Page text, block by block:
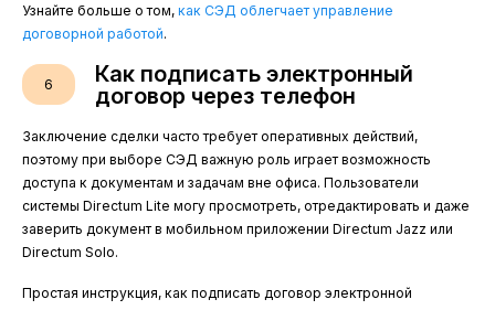
Узнайте больше о том, как СЭД облегчает управление
договорной работой.
6
Как подписать электронный
договор через телефон
Заключение сделки часто требует оперативных действий,
поэтому при выборе СЭД важную роль играет возможность
доступа к документам и задачам вне офиса. Пользователи
системы Directum Lite могу просмотреть, отредактировать и даже
заверить документ в мобильном приложении Directum Jazz или
Directum Solo.
Простая инструкция, как подписать договор электронной